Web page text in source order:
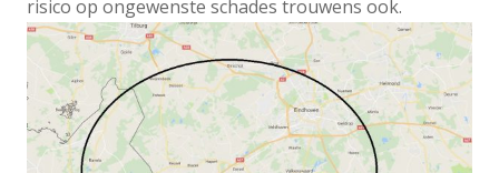
risico op ongewenste schades trouwens ook.